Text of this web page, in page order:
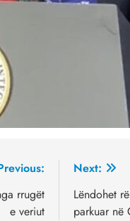
rrugët
e veriut
Next:
Lëndohet
parkuar në